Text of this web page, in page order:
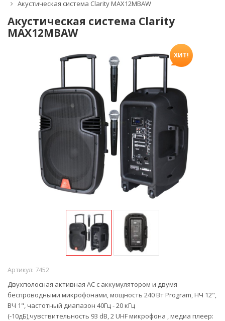
Акустическая система Clarity MAX12MBAW
Акустическая система Clarity
MAX12MBAW
ХИТ!
Артикул: 7452
Двухполосная активная АС с аккумулятором и двумя
беспроводными микрофонами, мощность 240 Вт Program, НЧ 12",
ВЧ 1", частотный диапазон 40Гц - 20 кГц
(-10дБ),чувствительность 93 dB, 2 UHF микрофона , медиа плеер: